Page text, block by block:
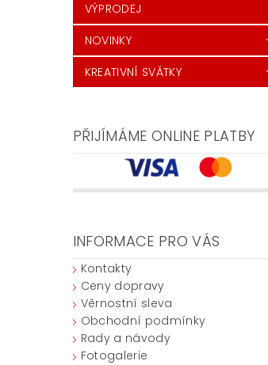
VÝPRODEJ
NOVINKY
KREATIVNÍ SVÁTKY
PŘIJÍMÁME ONLINE PLATBY
INFORMACE PRO VÁS
Kontakty
Ceny dopravy
Věrnostní sleva
Obchodní podmínky
Rady a návody
Fotogalerie